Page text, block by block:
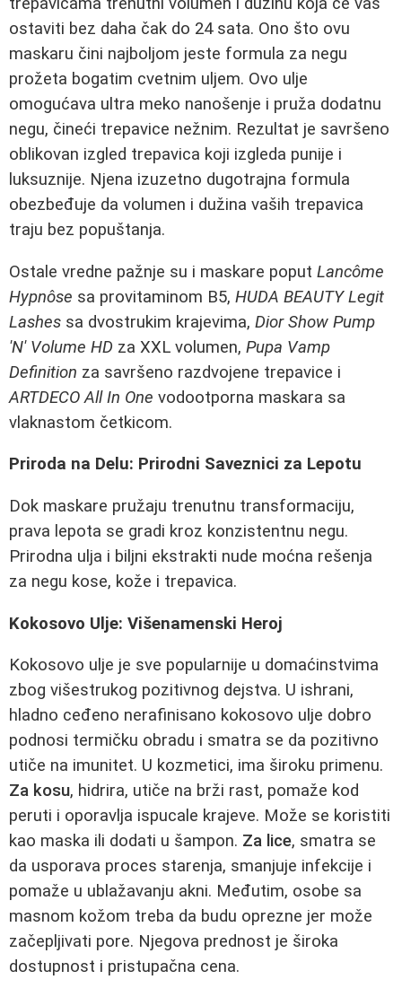
ostaviti bez daha čak do 24 sata. Ono što ovu
maskaru čini najboljom jeste formula za negu
prožeta bogatim cvetnim uljem. Ovo ulje
omogućava ultra meko nanošenje i pruža dodatnu
negu, čineći trepavice nežnim. Rezultat je savršeno
oblikovan izgled trepavica koji izgleda punije i
luksuznije. Njena izuzetno dugotrajna formula
obezbeđuje da volumen i dužina vaših trepavica
traju bez popuštanja.
Ostale vredne pažnje su i maskare poput Lancôme
Hypnôse sa provitaminom B5, HUDA BEAUTY Legit
Lashes sa dvostrukim krajevima, Dior Show Pump
'N' Volume HD za XXL volumen, Pupa Vamp
Definition za savršeno razdvojene trepavice i
ARTDECO All In One vodootporna maskara sa
vlaknastom četkicom.
Priroda na Delu: Prirodni Saveznici za Lepotu
Dok maskare pružaju trenutnu transformaciju,
prava lepota se gradi kroz konzistentnu negu.
Prirodna ulja i biljni ekstrakti nude moćna rešenja
za negu kose, kože i trepavica.
Kokosovo Ulje: Višenamenski Heroj
Kokosovo ulje je sve popularnije u domaćinstvima
zbog višestrukog pozitivnog dejstva. U ishrani,
hladno ceđeno nerafinisano kokosovo ulje dobro
podnosi termičku obradu i smatra se da pozitivno
utiče na imunitet. U kozmetici, ima široku primenu.
Za kosu, hidrira, utiče na brži rast, pomaže kod
peruti i oporavlja ispucale krajeve. Može se koristiti
kao maska ili dodati u šampon. Za lice, smatra se
da usporava proces starenja, smanjuje infekcije i
pomaže u ublažavanju akni. Međutim, osobe sa
masnom kožom treba da budu oprezne jer može
začepljivati pore. Njegova prednost je široka
dostupnost i pristupačna cena.